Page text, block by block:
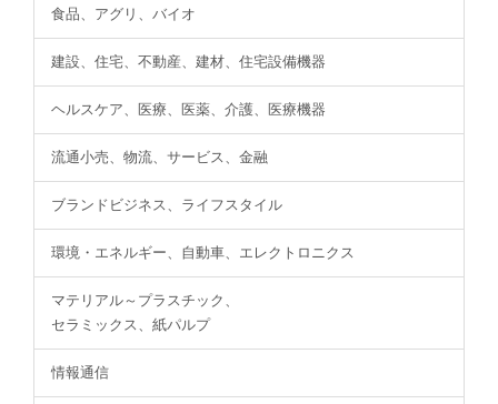
食品、アグリ、バイオ
建設、住宅、不動産、建材、住宅設備機器
ヘルスケア、医療、医薬、介護、医療機器
流通小売、物流、サービス、金融
ブランドビジネス、ライフスタイル
環境・エネルギー、自動車、エレクトロニクス
マテリアル～プラスチック、
セラミックス、紙パルプ
情報通信